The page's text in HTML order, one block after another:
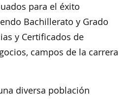
para el éxito
Bachillerato y Grado
y Certificados de
campos de la carrera
diversa población